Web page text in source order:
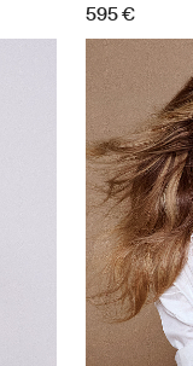
595 €